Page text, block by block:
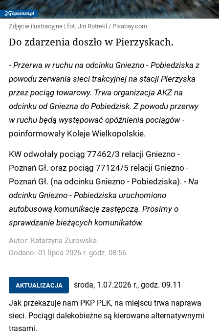
Zdjęcie ilustracyjne | fot. Jiri Rotrekl / Pixabay.com
Do zdarzenia doszło w Pierzyskach.
- Przerwa w ruchu na odcinku Gniezno - Pobiedziska z
powodu zerwania sieci trakcyjnej na stacji Pierzyska
przez pociąg towarowy. Trwa organizacja AKZ na
odcinku od Gniezna do Pobiedzisk. Z powodu przerwy
w ruchu będą występować opóźnienia pociągów -
poinformowały Koleje Wielkopolskie.
KW odwołały pociąg 77462/3 relacji Gniezno -
Poznań Gł. oraz pociąg 77124/5 relacji Gniezno -
Poznań Gł. (na odcinku Gniezno - Pobiedziska). - Na
odcinku Gniezno - Pobiedziska uruchomiono
autobusową komunikację zastępczą. Prosimy o
sprawdzanie bieżących komunikatów.
Autor: Katarzyna Żurowska
Dodano: 01 lipca 2026 r. godz. 08:56
AKTUALIZACJA
środa, 1.07.2026 r., godz. 09.11
Jak przekazuje nam PKP PLK, na miejscu trwa naprawa
sieci. Pociągi dalekobieżne są kierowane alternatywnymi
trasami.